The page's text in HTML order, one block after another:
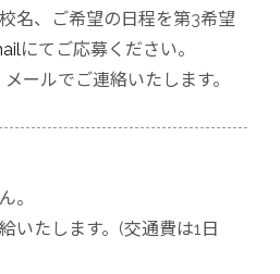
名、ご希望の日程を第3希望
にてご応募ください。
ールでご連絡いたします。
。
いたします。(交通費は1日